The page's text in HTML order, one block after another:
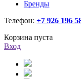
Бренды
Телефон: +7 926 196
Корзина пуста
Вход